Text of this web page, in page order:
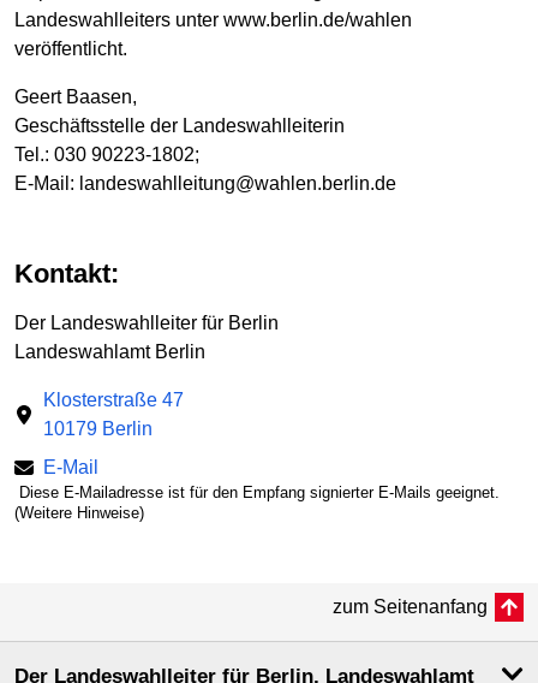
Landeswahlleiters unter www.berlin.de/wahlen
veröffentlicht.
Geert Baasen,
Geschäftsstelle der Landeswahlleiterin
Tel.: 030 90223-1802;
E-Mail: landeswahlleitung@wahlen.berlin.de
Kontakt:
Der Landeswahlleiter für Berlin
Landeswahlamt Berlin
Klosterstraße 47
10179 Berlin
E-Mail
Diese E-Mailadresse ist für den Empfang signierter E-Mails geeignet.
(Weitere Hinweise)
zum Seitenanfang
Der Landeswahlleiter für Berlin, Landeswahlamt